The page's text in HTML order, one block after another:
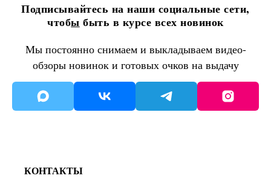
Подписывайтесь на наши социальные сети,
чтобы быть в курсе всех новинок
Мы постоянно снимаем и выкладываем видео-
обзоры новинок и готовых очков на выдачу
КОНТАКТЫ